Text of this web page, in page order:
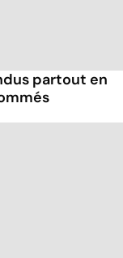
partout en